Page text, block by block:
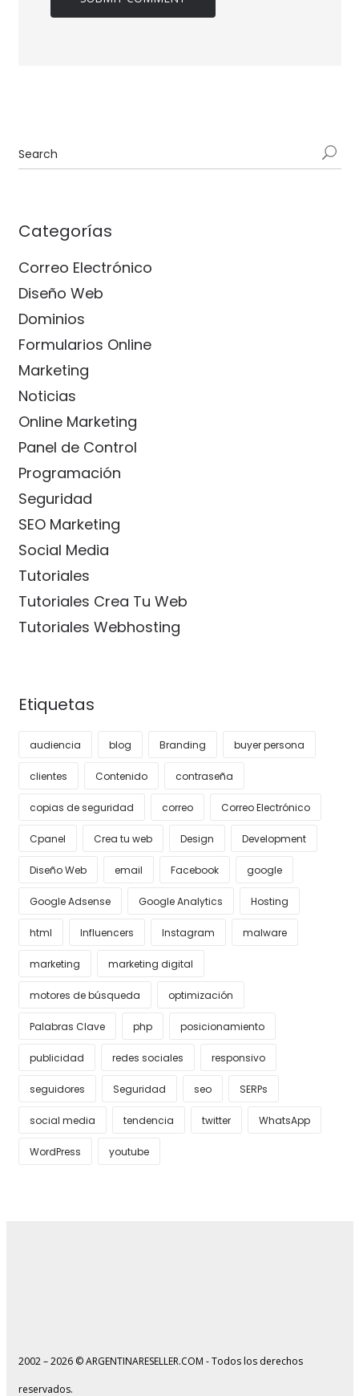
Categorías
Correo Electrónico
Diseño Web
Dominios
Formularios Online
Marketing
Noticias
Online Marketing
Panel de Control
Programación
Seguridad
SEO Marketing
Social Media
Tutoriales
Tutoriales Crea Tu Web
Tutoriales Webhosting
Etiquetas
audiencia blog Branding buyer persona
clientes Contenido contraseña
copias de seguridad correo Correo Electrónico
Cpanel Crea tu web Design Development
Diseño Web email Facebook google
Google Adsense Google Analytics Hosting
html Influencers Instagram malware
marketing marketing digital
motores de búsqueda optimización
Palabras Clave php posicionamiento
publicidad redes sociales responsivo
seguidores Seguridad seo SERPs
social media tendencia twitter WhatsApp
WordPress youtube
2002 – 2026 © ARGENTINARESELLER.COM - Todos los derechos
reservados.